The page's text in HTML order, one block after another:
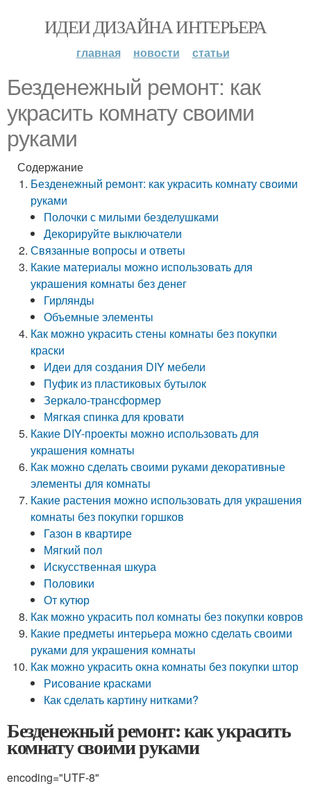
ИДЕИ ДИЗАЙНА ИНТЕРЬЕРА
главная новости статьи
Безденежный ремонт: как
украсить комнату своими
руками
Содержание
Безденежный ремонт: как украсить комнату своими
руками
Полочки с милыми безделушками
Декорируйте выключатели
Связанные вопросы и ответы
Какие материалы можно использовать для
украшения комнаты без денег
Гирлянды
Объемные элементы
Как можно украсить стены комнаты без покупки
краски
Идеи для создания DIY мебели
Пуфик из пластиковых бутылок
Зеркало-трансформер
Мягкая спинка для кровати
Какие DIY-проекты можно использовать для
украшения комнаты
Как можно сделать своими руками декоративные
элементы для комнаты
Какие растения можно использовать для украшения
комнаты без покупки горшков
Газон в квартире
Мягкий пол
Искусственная шкура
Половики
От кутюр
Как можно украсить пол комнаты без покупки ковров
Какие предметы интерьера можно сделать своими
руками для украшения комнаты
Как можно украсить окна комнаты без покупки штор
Рисование красками
Как сделать картину нитками?
Безденежный ремонт: как украсить
комнату своими руками
encoding="UTF-8"